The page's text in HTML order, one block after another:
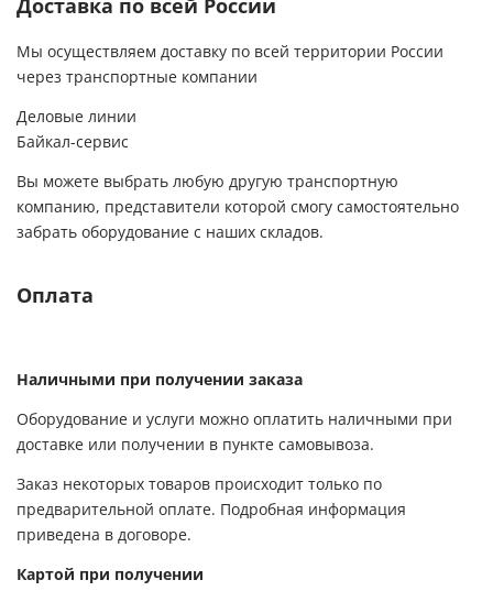
Доставка по всей России
Мы осуществляем доставку по всей территории России
через транспортные компании
Деловые линии
Байкал-сервис
Вы можете выбрать любую другую транспортную
компанию, представители которой смогу самостоятельно
забрать оборудование с наших складов.
Оплата
Наличными при получении заказа
Оборудование и услуги можно оплатить наличными при
доставке или получении в пункте самовывоза.
Заказ некоторых товаров происходит только по
предварительной оплате. Подробная информация
приведена в договоре.
Картой при получении